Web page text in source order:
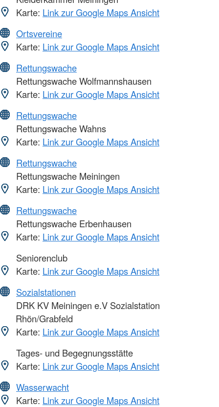
Karte: Link zur Google Maps Ansicht
Ortsvereine
Karte: Link zur Google Maps Ansicht
Rettungswache
Rettungswache Wolfmannshausen
Karte: Link zur Google Maps Ansicht
Rettungswache
Rettungswache Wahns
Karte: Link zur Google Maps Ansicht
Rettungswache
Rettungswache Meiningen
Karte: Link zur Google Maps Ansicht
Rettungswache
Rettungswache Erbenhausen
Karte: Link zur Google Maps Ansicht
Seniorenclub
Karte: Link zur Google Maps Ansicht
Sozialstationen
DRK KV Meiningen e.V Sozialstation
Rhön/Grabfeld
Karte: Link zur Google Maps Ansicht
Tages- und Begegnungsstätte
Karte: Link zur Google Maps Ansicht
Wasserwacht
Karte: Link zur Google Maps Ansicht